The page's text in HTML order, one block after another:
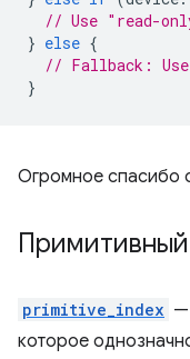
// Use "read-
} else {
// Fallback:
}
Огромное спасибо
primitive_index —
которое